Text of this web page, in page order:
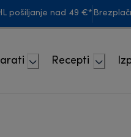
pošiljanje nad 49 €*
Recepti